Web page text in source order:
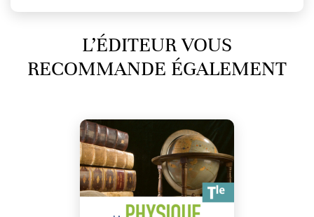
L’ÉDITEUR VOUS
RECOMMANDE ÉGALEMENT